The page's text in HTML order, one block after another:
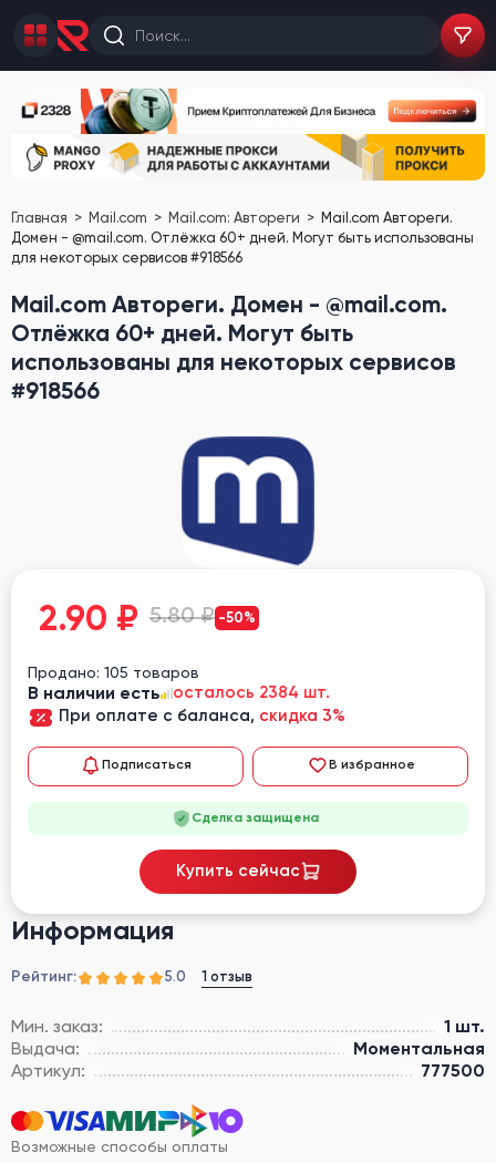
Главная Mail.com Mail.com: Автореги
Mail.com Автореги.
Домен - @mail.com. Отлёжка 60+ дней. Могут быть использованы
для некоторых сервисов #918566
Mail.com Автореги. Домен - @mail.com.
Отлёжка 60+ дней. Могут быть
использованы для некоторых сервисов
#918566
Информация
Рейтинг: 5.0 1 отзыв
Мин. заказ:
1 шт.
Выдача:
Моментальная
Артикул:
777500
Возможные способы оплаты
2.90 ₽ 5.80 ₽ -50%
Продано: 105 товаров
В наличии есть
осталось 2384 шт.
При оплате с баланса, скидка 3%
Подписаться В избранное
Сделка защищена
Купить сейчас